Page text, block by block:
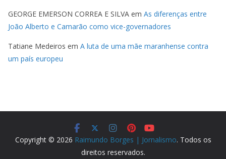
GEORGE EMERSON CORREA E SILVA em As diferenças entre
João Alberto e Camarão como vice-governadores
Tatiane Medeiros em A luta de uma mãe maranhense contra
um país europeu
Copyright © 2026 Raimundo Borges | Jornalismo. Todos os
direitos reservados.